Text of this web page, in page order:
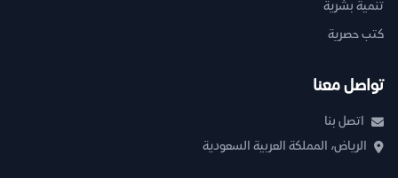
تنمية بشرية
كتب حصرية
تواصل معنا
اتصل بنا
الرياض، المملكة العربية السعودية